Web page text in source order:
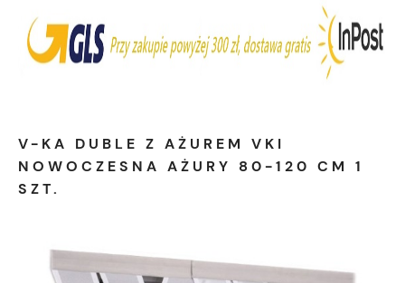
V-KA DUBLE Z AŻUREM VKI
NOWOCZESNA AŻURY 80-120 CM 1
SZT.